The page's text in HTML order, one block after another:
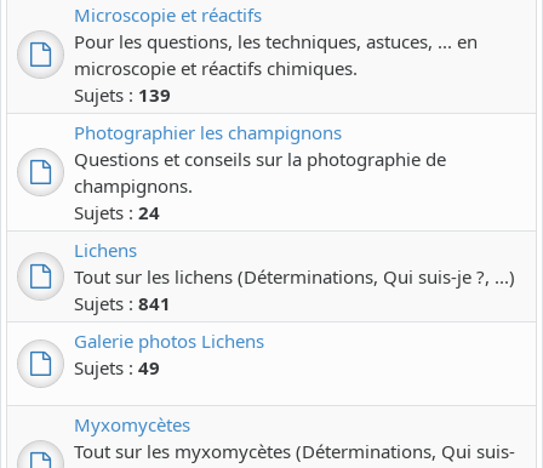
Microscopie et réactifs
Pour les questions, les techniques, astuces, ... en
microscopie et réactifs chimiques.
Sujets : 139
Photographier les champignons
Questions et conseils sur la photographie de
champignons.
Sujets : 24
Lichens
Tout sur les lichens (Déterminations, Qui suis-je ?, ...)
Sujets : 841
Galerie photos Lichens
Sujets : 49
Myxomycètes
Tout sur les myxomycètes (Déterminations, Qui suis-